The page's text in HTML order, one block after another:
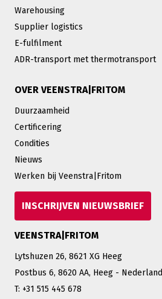
Warehousing
Supplier logistics
E-fulfilment
ADR-transport met thermotransport
OVER VEENSTRA|FRITOM
Duurzaamheid
Certificering
Condities
Nieuws
Werken bij Veenstra|Fritom
INSCHRIJVEN NIEUWSBRIEF
VEENSTRA|FRITOM
Lytshuzen 26, 8621 XG Heeg
Postbus 6, 8620 AA, Heeg - Nederland
T: +31 515 445 678